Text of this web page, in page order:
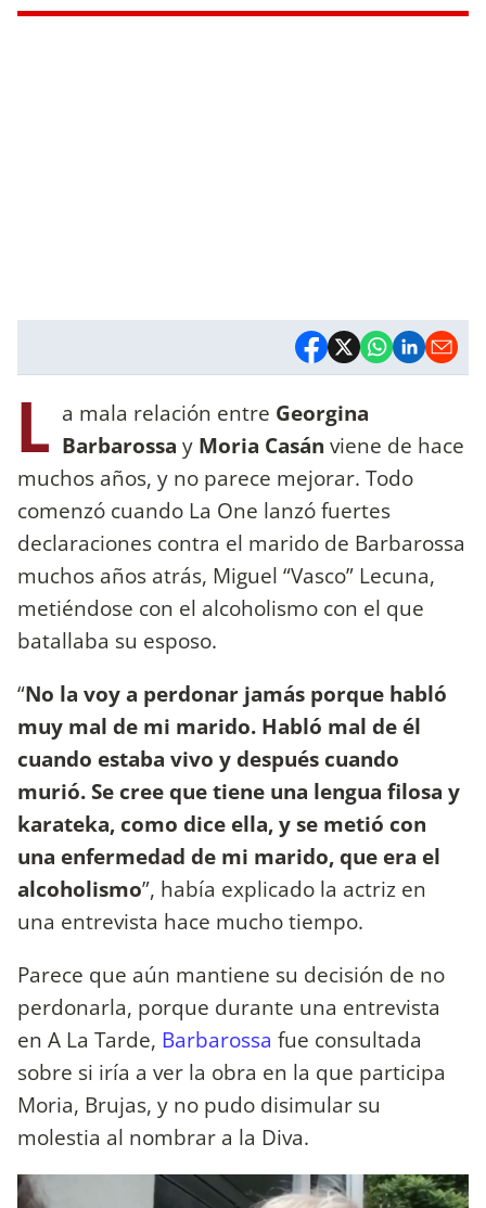
L a mala relación entre Georgina
Barbarossa y Moria Casán viene de hace
muchos años, y no parece mejorar. Todo
comenzó cuando La One lanzó fuertes
declaraciones contra el marido de Barbarossa
muchos años atrás, Miguel “Vasco” Lecuna,
metiéndose con el alcoholismo con el que
batallaba su esposo.
“No la voy a perdonar jamás porque habló
muy mal de mi marido. Habló mal de él
cuando estaba vivo y después cuando
murió. Se cree que tiene una lengua filosa y
karateka, como dice ella, y se metió con
una enfermedad de mi marido, que era el
alcoholismo”, había explicado la actriz en
una entrevista hace mucho tiempo.
Parece que aún mantiene su decisión de no
perdonarla, porque durante una entrevista
en A La Tarde, Barbarossa fue consultada
sobre si iría a ver la obra en la que participa
Moria, Brujas, y no pudo disimular su
molestia al nombrar a la Diva.